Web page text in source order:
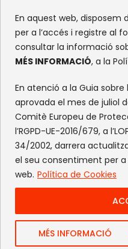
En aquest web, disposem
per a l’accés i registre al
consultar la informació
MÉS INFORMACIÓ, a la
En atenció a la Guia sobre
aprovada el mes de juliol
Comitè Europeu de
l’RGPD-UE-2016/679, a
34/2002, darrera
el seu consentiment per a
web. Política de Cookies
MÉS INFORMACIÓ
Web by
Avís Legal|Política de